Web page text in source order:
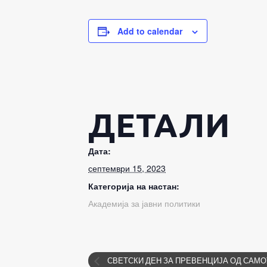
Add to calendar
ДЕТАЛИ
Дата:
септември 15, 2023
Категорија на настан:
Академија за јавни политики
СВЕТСКИ ДЕН ЗА ПРЕВЕНЦИЈА ОД